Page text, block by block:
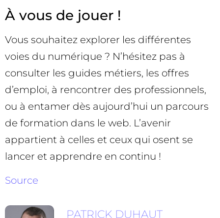
À vous de jouer !
Vous souhaitez explorer les différentes
voies du numérique ? N’hésitez pas à
consulter les guides métiers, les offres
d’emploi, à rencontrer des professionnels,
ou à entamer dès aujourd’hui un parcours
de formation dans le web. L’avenir
appartient à celles et ceux qui osent se
lancer et apprendre en continu !
Source
PATRICK DUHAUT